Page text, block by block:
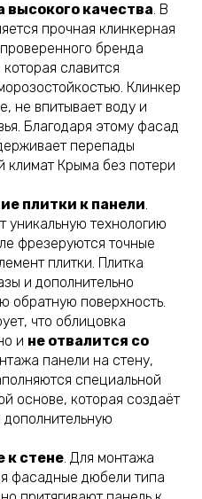
высокого качества. В
прочная клинкерная
бренда
которая славится
Клинкер
не впитывает воду и
Благодаря этому фасад
перепады
климат Крыма без потери
плитки к панели.
уникальную технологию
фрезеруются точные
плитки. Плитка
и дополнительно
обратную поверхность.
что облицовка
и не отвалится со
панели на стену,
специальной
основе, которая создаёт
к стене. Для монтажа
фасадные дюбели типа